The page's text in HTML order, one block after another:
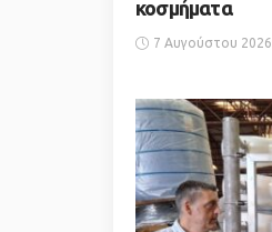
κοσμήματα
7 Αυγούστου 2026